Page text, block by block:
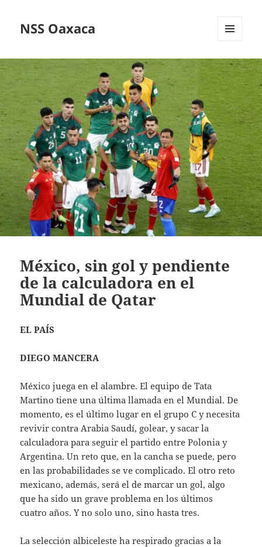
NSS Oaxaca
WIDGETS
México, sin gol y pendiente
de la calculadora en el
Mundial de Qatar
EL PAÍS
DIEGO MANCERA
México juega en el alambre. El equipo de Tata
Martino tiene una última llamada en el Mundial. De
momento, es el último lugar en el grupo C y necesita
revivir contra Arabia Saudí, golear, y sacar la
calculadora para seguir el partido entre Polonia y
Argentina. Un reto que, en la cancha se puede, pero
en las probabilidades se ve complicado. El otro reto
mexicano, además, será el de marcar un gol, algo
que ha sido un grave problema en los últimos
cuatro años. Y no solo uno, sino hasta tres.
La selección albiceleste ha respirado gracias a la